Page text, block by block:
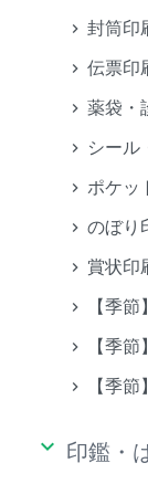
封筒印
伝票印
薬袋・
シール
ポケッ
のぼり
賞状印
【季
【季
【季
keyboard_arrow_down 印鑑・